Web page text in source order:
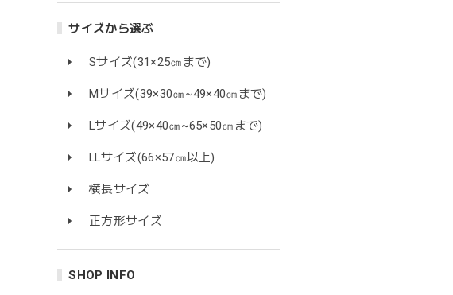
サイズから選ぶ
Sサイズ(31×25㎝まで)
Mサイズ(39×30㎝~49×40㎝まで)
Lサイズ(49×40㎝~65×50㎝まで)
LLサイズ(66×57㎝以上)
横長サイズ
正方形サイズ
SHOP INFO